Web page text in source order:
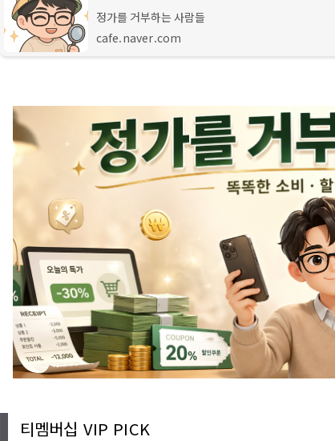
정가를 거부하는 사람들
cafe.naver.com
티멤버십 VIP PICK